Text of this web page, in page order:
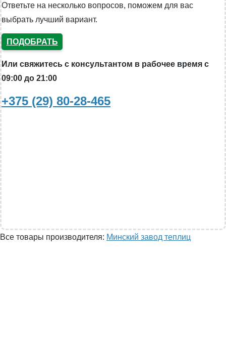
Ответьте на несколько вопросов, поможем для вас
выбрать лучший вариант.
ПОДОБРАТЬ
Или свяжитесь с консультантом в рабочее время с
09:00 до 21:00
+375 (29) 80-28-465
Все товары производителя: Минский завод теплиц